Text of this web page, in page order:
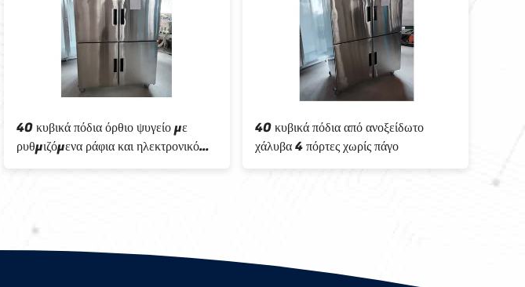
πόδια όρθιο ψυγείο με
ράφια και ηλεκτρονικό
θερμοκρασίας από ανοξείδωτο
40 κυβικά πόδια από ανοξείδωτο
χάλυβα 4 πόρτες χωρίς πάγο
Freezer